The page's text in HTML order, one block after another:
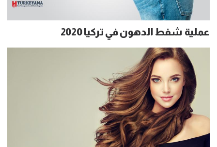
عملية شفط الدهون في تركيا 2020